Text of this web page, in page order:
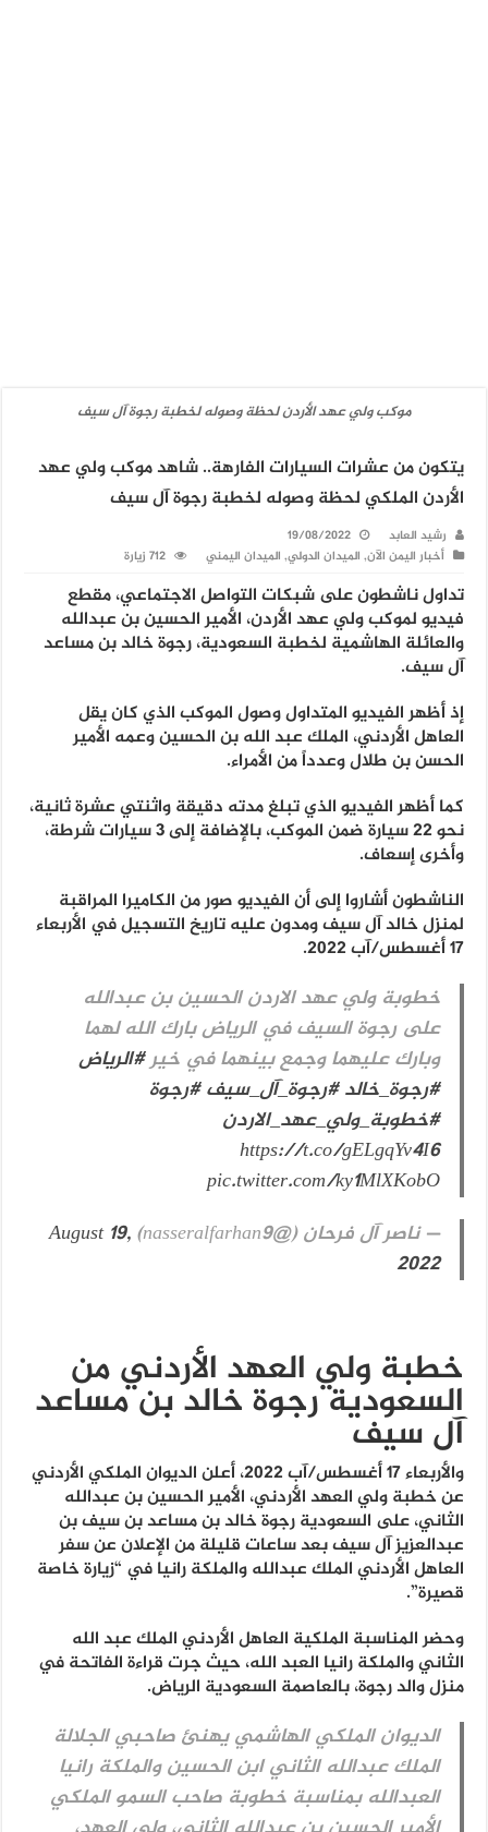
موكب ولي عهد الأردن لحظة وصوله لخطبة رجوة آل سيف
يتكون من عشرات السيارات الفارهة.. شاهد موكب ولي عهد
الأردن الملكي لحظة وصوله لخطبة رجوة آل سيف
رشيد العابد
19/08/2022
أخبار اليمن الآن, الميدان الدولي, الميدان اليمني 712 زيارة
تداول ناشطون على شبكات التواصل الاجتماعي، مقطع
فيديو لموكب ولي عهد الأردن، الأمير الحسين بن عبدالله
والعائلة الهاشمية لخطبة السعودية، رجوة خالد بن مساعد
آل سيف.
إذ أظهر الفيديو المتداول وصول الموكب الذي كان يقل
العاهل الأردني، الملك عبد الله بن الحسين وعمه الأمير
الحسن بن طلال وعدداً من الأمراء.
كما أظهر الفيديو الذي تبلغ مدته دقيقة واثنتي عشرة ثانية،
نحو 22 سيارة ضمن الموكب، بالإضافة إلى 3 سيارات شرطة،
وأخرى إسعاف.
الناشطون أشاروا إلى أن الفيديو صور من الكاميرا المراقبة
لمنزل خالد آل سيف ومدون عليه تاريخ التسجيل في الأربعاء
17 أغسطس/آب 2022.
خطوبة ولي عهد الاردن الحسين بن عبدالله
على رجوة السيف في الرياض بارك الله لهما
وبارك عليهما وجمع بينهما في خير#الرياض
#رجوة_خالد#رجوة_آل_سيف#رجوة
#خطوبة_ولي_عهد_الاردن
https://t.co/gELgqYv4I6
pic.twitter.com/ky1MlXKobO
— ناصر آل فرحان (@nasseralfarhan9)
August 19,
2022
خطبة ولي العهد الأردني من
السعودية رجوة خالد بن مساعد
آل سيف
والأربعاء 17 أغسطس/آب 2022، أعلن الديوان الملكي الأردني
عن خطبة ولي العهد الأردني، الأمير الحسين بن عبدالله
الثاني، على السعودية رجوة خالد بن مساعد بن سيف بن
عبدالعزيز آل سيف بعد ساعات قليلة من الإعلان عن سفر
العاهل الأردني الملك عبدالله والملكة رانيا في “زيارة خاصة
قصيرة”.
وحضر المناسبة الملكية العاهل الأردني الملك عبد الله
الثاني والملكة رانيا العبد الله، حيث جرت قراءة الفاتحة في
منزل والد رجوة، بالعاصمة السعودية الرياض.
الديوان الملكي الهاشمي يهنئ صاحبي الجلالة
الملك عبدالله الثاني ابن الحسين والملكة رانيا
العبدالله بمناسبة خطوبة صاحب السمو الملكي